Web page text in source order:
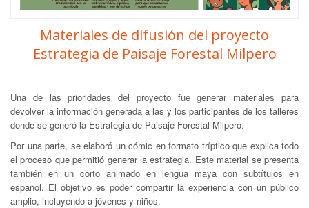
Materiales de difusión del proyecto
Estrategia de Paisaje Forestal Milpero
Una de las prioridades del proyecto fue generar materiales para
devolver la información generada a las y los participantes de los talleres
donde se generó la Estrategia de Paisaje Forestal Milpero.
Por una parte, se elaboró un cómic en formato tríptico que explica todo
el proceso que permitió generar la estrategia. Este material se presenta
también en un corto animado en lengua maya con subtítulos en
español. El objetivo es poder compartir la experiencia con un público
amplio, incluyendo a jóvenes y niños.